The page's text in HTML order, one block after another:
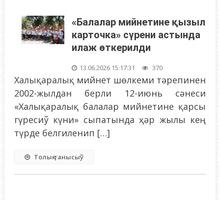
«Балалар мийнетине қызыл
карточка» сүрени астында
илаж өткерилди
13.06.2026 15:17:31 370
Халықаралық мийнет шөлкеми тәрепинен
2002-жылдан берли 12-июнь сәнеси
«Халықаралық балалар мийнетине қарсы
гүресиў күни» сыпатында ҳәр жылы кең
түрде белгиленип […]
Толық танысыў